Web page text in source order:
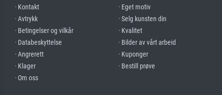
· Kontakt
· Avtrykk
· Betingelser og vilkår
· Databeskyttelse
· Angrerett
· Klager
· Om oss
· Eget motiv
· Selg kunsten din
· Kvalitet
· Bilder av vårt arbeid
· Kuponger
· Bestill prøve